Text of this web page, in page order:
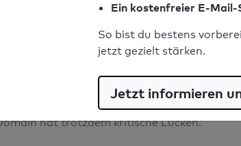
hat trotzdem kritische Lücken.
Ein kostenfreier E-Mail-
So bist du bestens
jetzt gezielt stärken.
Jetzt informieren